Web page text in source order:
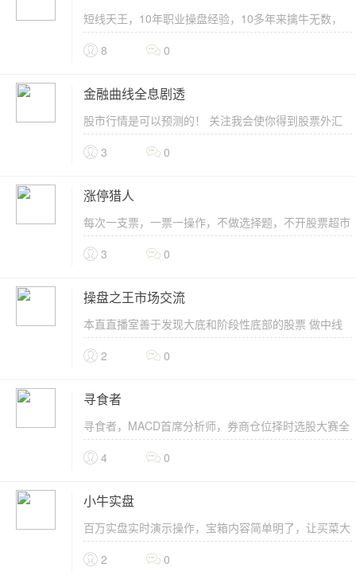
短线天王，10年职业操盘经验，10多年来擒牛无数，
并且大部分牛股都能买在启动点。自创“一阳通天战
8 0
金融曲线全息剧透
股市行情是可以预测的！ 关注我会使你得到股票外汇
期货的年月日的三个级别参考，个股预测走势参考一定
3 0
涨停猎人
每次一支票，一票一操作，不做选择题，不开股票超市
玩概率，持仓一般3支以内！............
3 0
操盘之王市场交流
本直直播室善于发现大底和阶段性底部的股票 做中线
或波段操作，从量价关系和K线形态找牛
2 0
寻食者
寻食者，MACD首席分析师，券商仓位择时选股大赛全
国二等奖。 多次全国炒股比赛名列前茅，获得最具影
4 0
小牛实盘
百万实盘实时演示操作，宝箱内容简单明了，让买菜大
妈都能够轻松抓涨停。...
2 0